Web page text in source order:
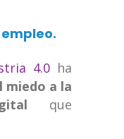
4.0 ha
miedo a la
que